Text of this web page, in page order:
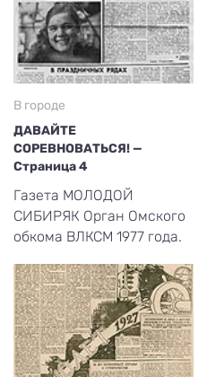
В городе
ДАВАЙТЕ
СОРЕВНОВАТЬСЯ! —
Страница 4
Газета МОЛОДОЙ
СИБИРЯК Орган Омского
обкома ВЛКСМ 1977 года.